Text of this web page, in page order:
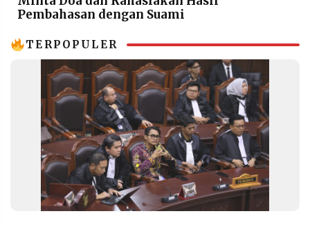
IKUTI
RESOLUSI
MEDIA
Pembahasan dengan Suami
TERPOPULER